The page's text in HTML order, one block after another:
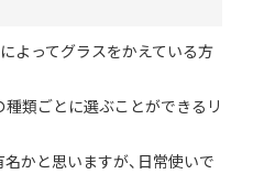
よってグラスをかえている方
類ごとに選ぶことができるリ
かと思いますが、日常使いで